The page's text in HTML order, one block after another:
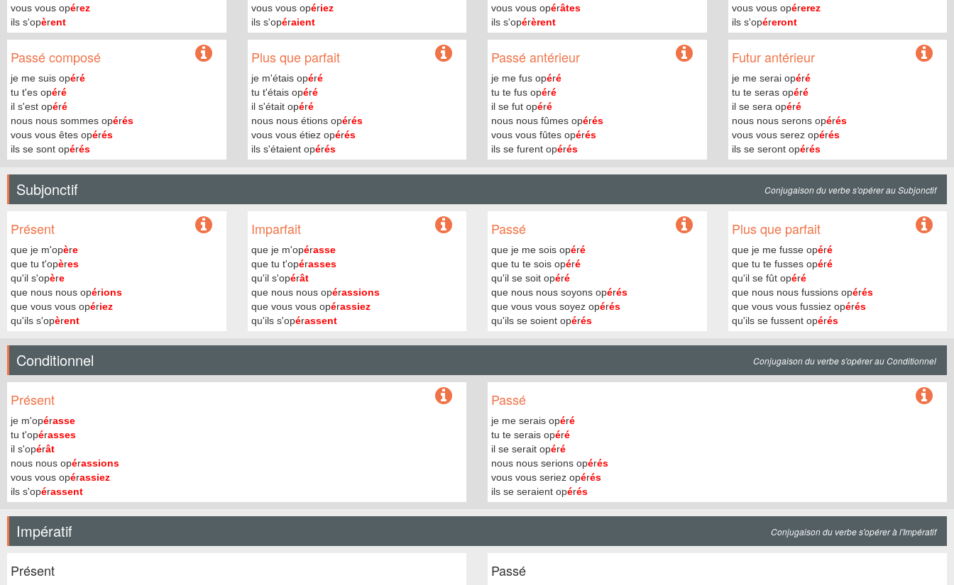
vous vous opérez
ils s'opèrent
vous vous opériez
ils s'opéraient
vous vous opérâtes
ils s'opérèrent
vous vous opérerez
ils s'opéreront
Passé composé
je me suis opéré
tu t'es opéré
il s'est opéré
nous nous sommes opérés
vous vous êtes opérés
ils se sont opérés
Plus que parfait
je m'étais opéré
tu t'étais opéré
il s'était opéré
nous nous étions opérés
vous vous étiez opérés
ils s'étaient opérés
Passé antérieur
je me fus opéré
tu te fus opéré
il se fut opéré
nous nous fûmes opérés
vous vous fûtes opérés
ils se furent opérés
Futur antérieur
je me serai opéré
tu te seras opéré
il se sera opéré
nous nous serons opérés
vous vous serez opérés
ils se seront opérés
Subjonctif Conjugaison du verbe s'opérer au Subjonctif
Présent
que je m'opère
que tu t'opères
qu'il s'opère
que nous nous opérions
que vous vous opériez
qu'ils s'opèrent
Imparfait
que je m'opérasse
que tu t'opérasses
qu'il s'opérât
que nous nous opérassions
que vous vous opérassiez
qu'ils s'opérassent
Passé
que je me sois opéré
que tu te sois opéré
qu'il se soit opéré
que nous nous soyons opérés
que vous vous soyez opérés
qu'ils se soient opérés
Plus que parfait
que je me fusse opéré
que tu te fusses opéré
qu'il se fût opéré
que nous nous fussions opérés
que vous vous fussiez opérés
qu'ils se fussent opérés
Conditionnel Conjugaison du verbe s'opérer au Conditionnel
Présent
je m'opérasse
tu t'opérasses
il s'opérât
nous nous opérassions
vous vous opérassiez
ils s'opérassent
Passé
je me serais opéré
tu te serais opéré
il se serait opéré
nous nous serions opérés
vous vous seriez opérés
ils se seraient opérés
Impératif Conjugaison du verbe s'opérer à l'Impératif
Présent Passé